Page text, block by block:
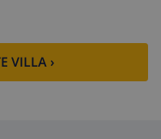
VILLA ›